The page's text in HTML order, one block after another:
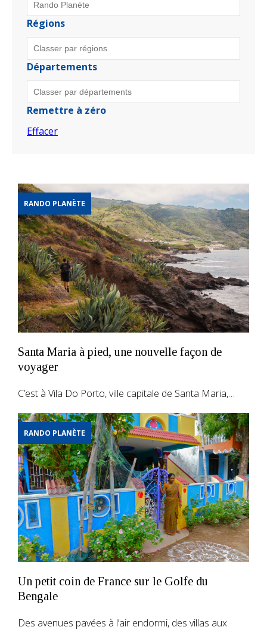
Régions
Départements
Remettre à zéro
Effacer
RANDO PLANÈTE
Santa Maria à pied, une nouvelle façon de
voyager
C’est à Vila Do Porto, ville capitale de Santa Maria,…
RANDO PLANÈTE
Un petit coin de France sur le Golfe du
Bengale
Des avenues pavées à l’air endormi, des villas aux